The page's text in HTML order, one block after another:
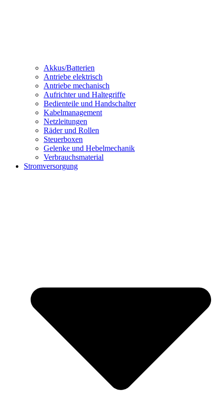
Akkus/Batterien
Antriebe elektrisch
Antriebe mechanisch
Aufrichter und Haltegriffe
Bedienteile und Handschalter
Kabelmanagement
Netzleitungen
Räder und Rollen
Steuerboxen
Gelenke und Hebelmechanik
Verbrauchsmaterial
Stromversorgung